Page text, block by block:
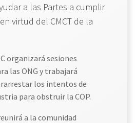
a las Partes a cumplir
virtud del CMCT de la
organizará sesiones
las ONG y trabajará
los intentos de
para obstruir la COP.
a la comunidad